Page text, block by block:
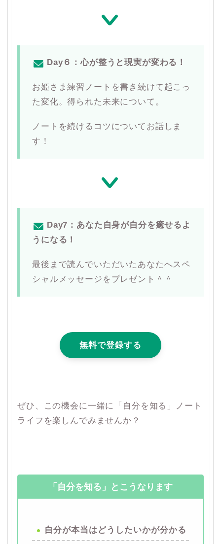
Day６：心が整うと現実が変わる！
お姫さま練習ノートを書き続けて起こっ
た変化。得られた未来について。
ノートを続けるコツについてお話しま
す！
Day7：あなた自身が自分を癒せるよ
うになる！
最後まで読んでいただいたあなたへスペ
シャルメッセージをプレゼント＾＾
無料で登録する
ぜひ、この機会に一緒に「自分を知る」ノート
ライフを楽しんでみませんか？
「自分を知る」とこうなります
自分が本当はどうしたいかが分かる